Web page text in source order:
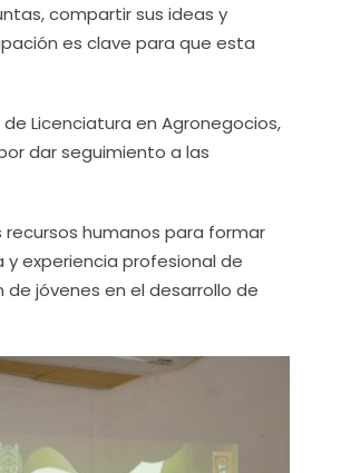
compartir sus ideas y
es clave para que esta
Licenciatura en Agronegocios,
dar seguimiento a las
humanos para formar
experiencia profesional de
jóvenes en el desarrollo de